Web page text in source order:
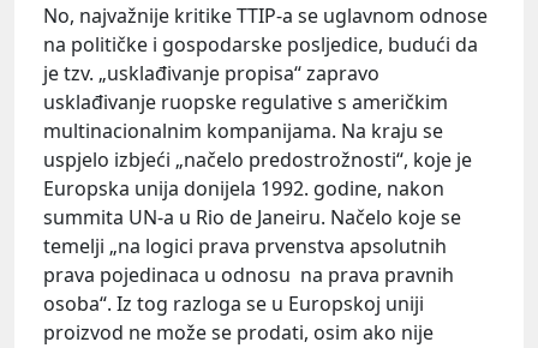
No, najvažnije kritike TTIP-a se uglavnom odnose
na političke i gospodarske posljedice, budući da
je tzv. „usklađivanje propisa“ zapravo
usklađivanje ruopske regulative s američkim
multinacionalnim kompanijama. Na kraju se
uspjelo izbjeći „načelo predostrožnosti“, koje je
Europska unija donijela 1992. godine, nakon
summita UN-a u Rio de Janeiru. Načelo koje se
temelji „na logici prava prvenstva apsolutnih
prava pojedinaca u odnosu na prava pravnih
osoba“. Iz tog razloga se u Europskoj uniji
proizvod ne može se prodati, osim ako nije